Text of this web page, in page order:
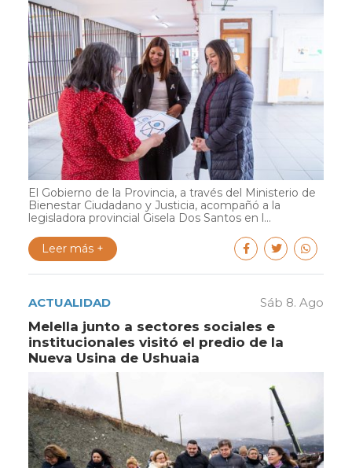
El Gobierno de la Provincia, a través del Ministerio de
Bienestar Ciudadano y Justicia, acompañó a la
legisladora provincial Gisela Dos Santos en l...
Leer más +
ACTUALIDAD Sáb 8. Ago
Melella junto a sectores sociales e
institucionales visitó el predio de la
Nueva Usina de Ushuaia